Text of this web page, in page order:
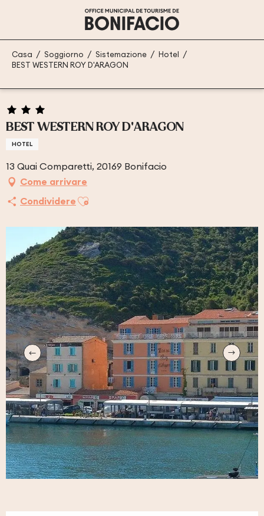
principal
Casa Soggiorno Sistemazione
Hotel
BEST WESTERN ROY D'ARAGON
BEST WESTERN ROY D'ARAGON
HOTEL
13 Quai Comparetti, 20169 Bonifacio
Come arrivare
Condividere Ajouter aux favoris